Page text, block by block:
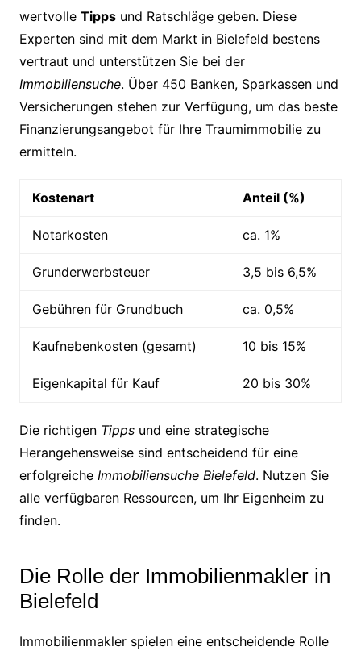
wertvolle Tippsund Ratschläge geben. Diese
Experten sind mit dem Markt in Bielefeld bestens
vertraut und unterstützen Sie bei der
Immobiliensuche. Über 450 Banken, Sparkassen und
Versicherungen stehen zur Verfügung, um das beste
Finanzierungsangebot für Ihre Traumimmobilie zu
ermitteln.
Kostenart Anteil (%)
Notarkosten ca. 1%
Grunderwerbsteuer 3,5 bis 6,5%
Gebühren für Grundbuch ca. 0,5%
Kaufnebenkosten (gesamt) 10 bis 15%
Eigenkapital für Kauf 20 bis 30%
Die richtigen Tippsund eine strategische
Herangehensweise sind entscheidend für eine
erfolgreiche Immobiliensuche Bielefeld. Nutzen Sie
alle verfügbaren Ressourcen, um Ihr Eigenheim zu
finden.
Die Rolle der Immobilienmakler in
Bielefeld
Immobilienmakler spielen eine entscheidende Rolle